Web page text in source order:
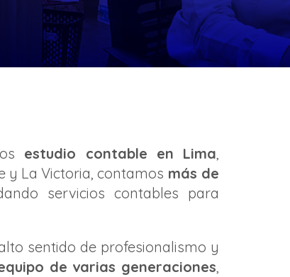
estudio contable en Lima,
y La Victoria, contamos más de
servicios contables para
sentido de profesionalismo y
de varias generaciones,